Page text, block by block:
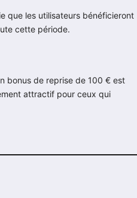
que les utilisateurs bénéficieront
cette période.
bonus de reprise de 100 € est
attractif pour ceux qui